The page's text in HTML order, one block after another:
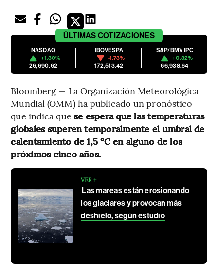
ÚLTIMAS COTIZACIONES
NASDAQ
+1.30%
26,690.62
IBOVESPA
-1.73%
172,513.42
S&P/BMV IPC
+0.82%
66,938.64
Bloomberg — La Organización Meteorológica
Mundial (OMM) ha publicado un pronóstico
que indica que se espera que las temperaturas
globales superen temporalmente el umbral de
calentamiento de 1,5 °C en alguno de los
próximos cinco años.
VER +
Las mareas están erosionando
los glaciares y provocan más
deshielo, según estudio